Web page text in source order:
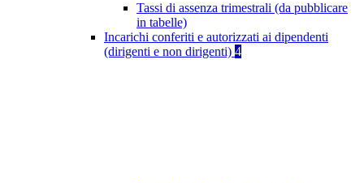
Tassi di assenza trimestrali (da pubblicare
in tabelle)
Incarichi conferiti e autorizzati ai dipendenti
(dirigenti e non dirigenti) 4